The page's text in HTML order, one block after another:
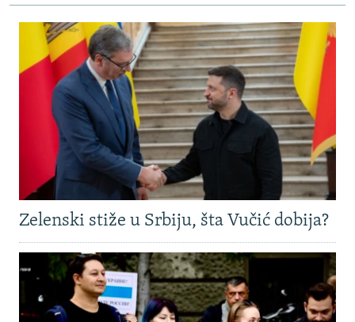
TV LIBERTY
POST SCRIPTUM
MOJA EVROPA
TRI DECENIJE OD RATA U BIH
SVE KARTE DEJTONA
NASTANAK I RASPAD JUGOSLAVIJE
Sve RFE/RL stranice
Zelenski stiže u Srbiju, šta Vučić dobija?